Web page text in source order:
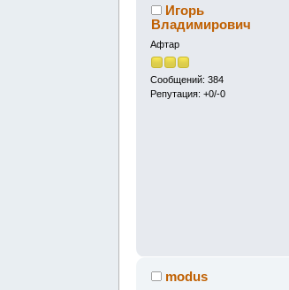
Игорь
Владимирович
Афтар
Сообщений: 384
Репутация: +0/-0
modus